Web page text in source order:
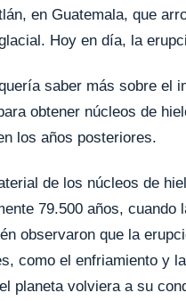
en Guatemala, que
Hoy en día, la
saber más sobre el
obtener núcleos de
los años posteriores.
de los núcleos de
79.500 años,
observaron que la
como el enfriamiento y
planeta volviera a su